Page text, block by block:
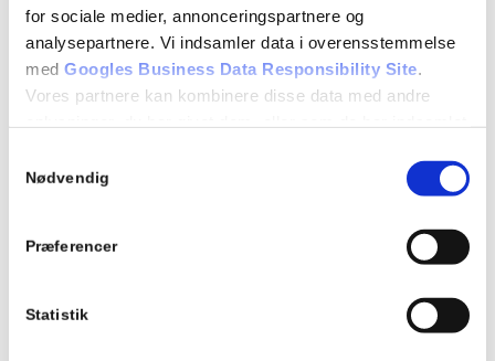
for sociale medier, annonceringspartnere og
analysepartnere. Vi indsamler data i overensstemmelse
med Googles Business Data Responsibility Site.
Vores partnere kan kombinere disse data med andre
Se Cookie & Privatlivspolitik
Nødvendig
Præferencer
Statistik
Detaljer
Dato:
15/12/2022
Tidspunkt: